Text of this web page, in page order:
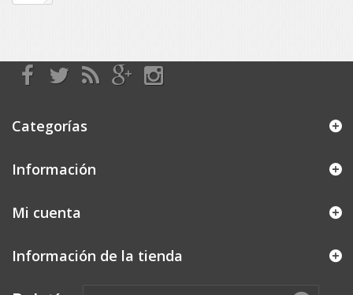
Categorías
Información
Mi cuenta
Información de la tienda